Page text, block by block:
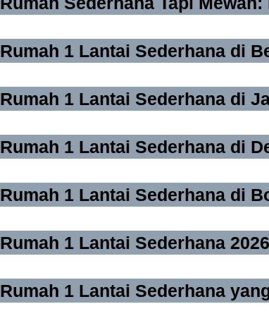
Rumah 1 Lantai Sederhana di
Rumah 1 Lantai Sederhana di
Rumah 1 Lantai Sederhana di
Rumah 1 Lantai Sederhana di
Rumah 1 Lantai Sederhana
Rumah 1 Lantai Sederhana